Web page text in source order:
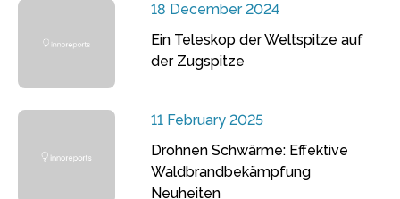
18 December 2024
Ein Teleskop der Weltspitze auf
der Zugspitze
11 February 2025
Drohnen Schwärme: Effektive
Waldbrandbekämpfung
Neuheiten